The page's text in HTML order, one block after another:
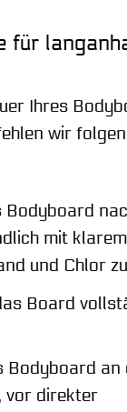
für
Ihres
wir
Bodyboard
mit
und Chlor
Board
Bodyboard an
vor direkter